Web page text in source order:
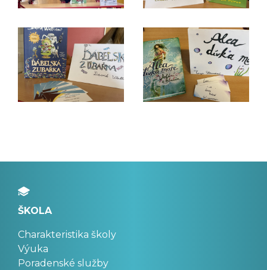
ŠKOLA
Charakteristika školy
Výuka
Poradenské služby